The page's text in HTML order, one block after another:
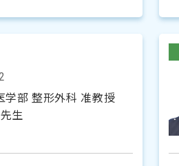
学部 整形外科 准教授
生